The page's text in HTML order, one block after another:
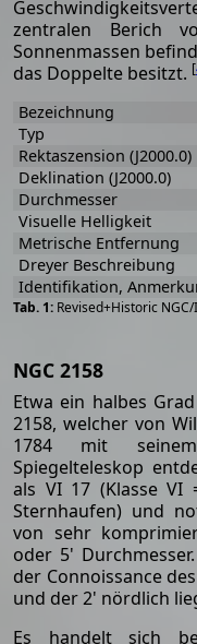
zentralen Berich
Sonnenmassen
das Doppelte besitzt. [
Revised+Historic
Bezeichnung
Typ
Rektaszension (J2000.0)
Deklination (J2000.0)
Durchmesser
Visuelle Helligkeit
Metrische Entfernung
Dreyer Beschreibung
Identifikation,
NGC 2158
Etwa ein halbes
2158, welcher von
1784 mit
Spiegelteleskop
als VI 17 (Klasse
Sternhaufen) und
von sehr
oder 5'
der Connoissance
und der 2' nördlich
Es handelt sich